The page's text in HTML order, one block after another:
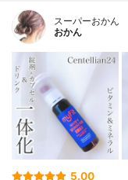
スーパーおかん
おかん
5.00